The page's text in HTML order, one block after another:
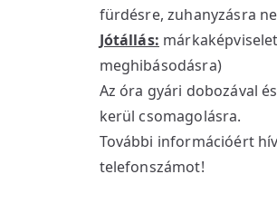
fürdésre, zuhanyzásra
Jótállás:
meghibásodásra)
Az óra gyári dobozával
kerül csomagolásra.
További információért
telefonszámot!